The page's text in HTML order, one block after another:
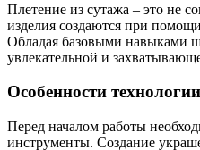
Плетение из сутажа – это не
изделия создаются при
Обладая базовыми навыками
увлекательной и
Особенности
Перед началом работы
инструменты. Создание